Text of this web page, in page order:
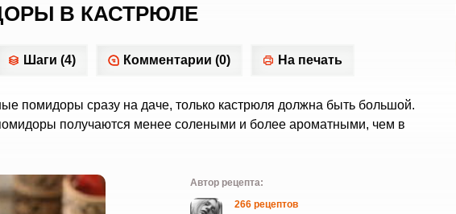
В КАСТРЮЛЕ
Шаги (4) Комментарии (0) На печать
помидоры сразу на даче, только кастрюля должна быть большой.
получаются менее солеными и более ароматными, чем в
Автор рецепта:
266 рецептов